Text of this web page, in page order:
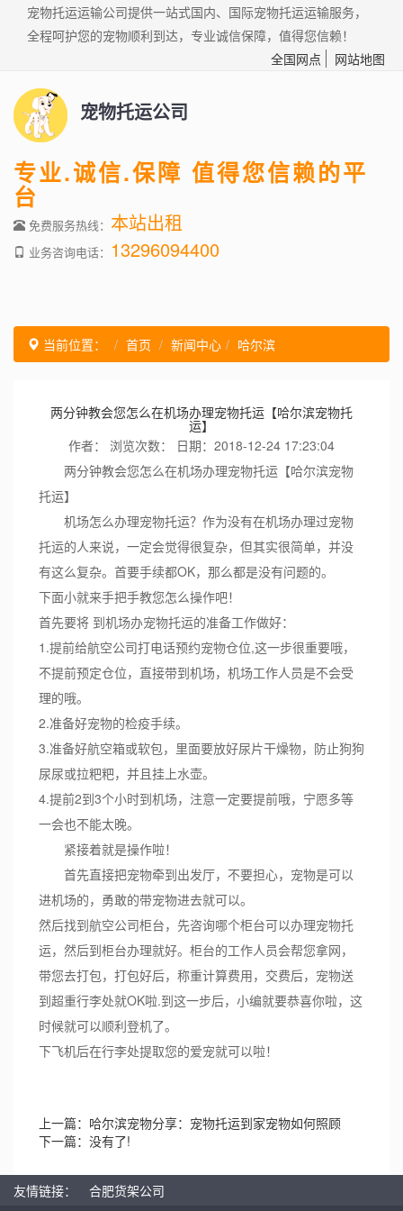
宠物托运运输公司提供一站式国内、国际宠物托运运输服务，
全程呵护您的宠物顺利到达，专业诚信保障，值得您信赖！
全国网点
网站地图
宠物托运公司
专业.诚信.保障 值得您信赖的平
台
免费服务热线： 本站出租
业务咨询电话： 13296094400
当前位置： 首页 新闻中心 哈尔滨
两分钟教会您怎么在机场办理宠物托运【哈尔滨宠物托
运】
作者：
浏览次数：
日期：2018-12-24 17:23:04
两分钟教会您怎么在机场办理宠物托运【哈尔滨宠物
托运】
机场怎么办理宠物托运？作为没有在机场办理过宠物
托运的人来说，一定会觉得很复杂，但其实很简单，并没
有这么复杂。首要手续都OK，那么都是没有问题的。
下面小就来手把手教您怎么操作吧！
首先要将 到机场办宠物托运的准备工作做好：
1.提前给航空公司打电话预约宠物仓位,这一步很重要哦，
不提前预定仓位，直接带到机场，机场工作人员是不会受
理的哦。
2.准备好宠物的检疫手续。
3.准备好航空箱或软包，里面要放好尿片干燥物，防止狗狗
尿尿或拉粑粑，并且挂上水壶。
4.提前2到3个小时到机场，注意一定要提前哦，宁愿多等
一会也不能太晚。
紧接着就是操作啦！
首先直接把宠物牵到出发厅，不要担心，宠物是可以
进机场的，勇敢的带宠物进去就可以。
然后找到航空公司柜台，先咨询哪个柜台可以办理宠物托
运，然后到柜台办理就好。柜台的工作人员会帮您拿网，
带您去打包，打包好后，称重计算费用，交费后，宠物送
到超重行李处就OK啦.到这一步后，小编就要恭喜你啦，这
时候就可以顺利登机了。
下飞机后在行李处提取您的爱宠就可以啦！
上一篇： 哈尔滨宠物分享：宠物托运到家宠物如何照顾
下一篇：没有了!
友情链接： 合肥货架公司